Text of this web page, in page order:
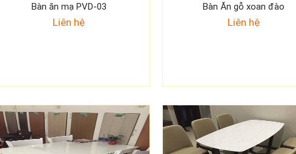
Bàn ăn mạ PVD-03
Liên hệ
Bàn Ăn gỗ xoan đào
Liên hệ